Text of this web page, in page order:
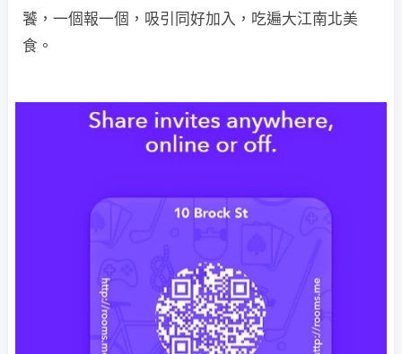
饕，一個報一個，吸引同好加入，吃遍大江南北美
食。